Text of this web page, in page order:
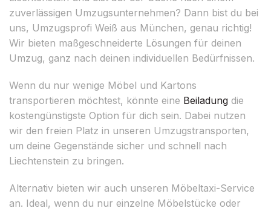
zuverlässigen Umzugsunternehmen? Dann bist du bei
uns, Umzugsprofi Weiß aus München, genau richtig!
Wir bieten maßgeschneiderte Lösungen für deinen
Umzug, ganz nach deinen individuellen Bedürfnissen.
Wenn du nur wenige Möbel und Kartons
transportieren möchtest, könnte eine Beiladung die
kostengünstigste Option für dich sein. Dabei nutzen
wir den freien Platz in unseren Umzugstransporten,
um deine Gegenstände sicher und schnell nach
Liechtenstein zu bringen.
Alternativ bieten wir auch unseren Möbeltaxi-Service
an. Ideal, wenn du nur einzelne Möbelstücke oder